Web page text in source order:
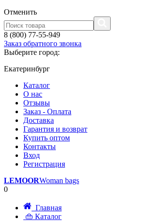
Отменить
8 (800) 77-55-949
Заказ обратного звонка
Выберите город:
Екатеринбург
Каталог
О нас
Отзывы
Заказ - Оплата
Доставка
Гарантия и возврат
Купить оптом
Контакты
Вход
Регистрация
LEMOORWoman bags
0
Главная
👜 Каталог